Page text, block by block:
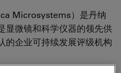
Microsystems）是丹纳
显微镜和科学仪器的领先供
的企业可持续发展评级机构